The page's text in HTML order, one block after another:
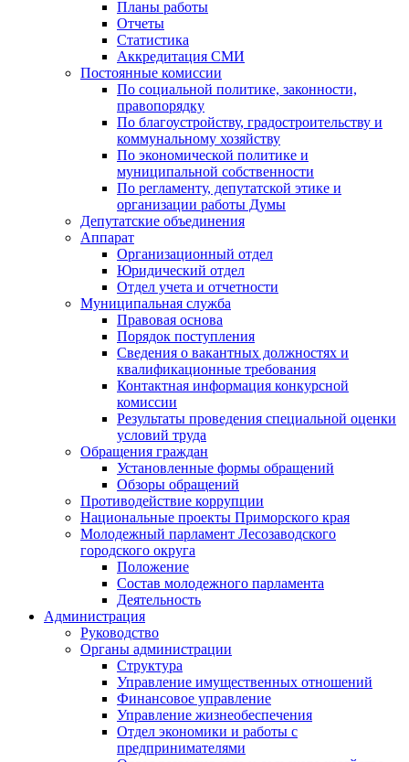
Планы работы
Отчеты
Статистика
Аккредитация СМИ
Постоянные комиссии
По социальной политике, законности,
правопорядку
По благоустройству, градостроительству и
коммунальному хозяйству
По экономической политике и
муниципальной собственности
По регламенту, депутатской этике и
организации работы Думы
Депутатские объединения
Аппарат
Организационный отдел
Юридический отдел
Отдел учета и отчетности
Муниципальная служба
Правовая основа
Порядок поступления
Сведения о вакантных должностях и
квалификационные требования
Контактная информация конкурсной
комиссии
Результаты проведения специальной оценки
условий труда
Обращения граждан
Установленные формы обращений
Обзоры обращений
Противодействие коррупции
Национальные проекты Приморского края
Молодежный парламент Лесозаводского
городского округа
Положение
Состав молодежного парламента
Деятельность
Администрация
Руководство
Органы администрации
Структура
Управление имущественных отношений
Финансовое управление
Управление жизнеобеспечения
Отдел экономики и работы с
предпринимателями